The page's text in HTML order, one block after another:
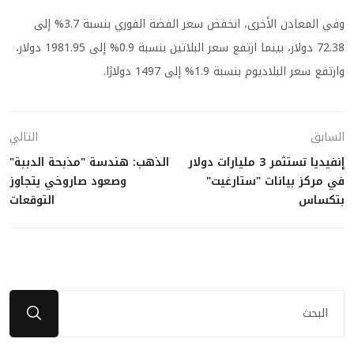
وفي المعادن الأخرى، انخفض سعر الفضة الفوري بنسبة 3.7% إلى
72.38 دولار، بينما ارتفع سعر البلاتين بنسبة 0.9% إلى 1981.95 دولار،
وارتفع سعر البلاديوم بنسبة 1.9% إلى 1497 دولارًا.
السابق
إنفيديا تستثمر 3 مليارات دولار
في مركز بيانات "ستارغيت"
بتكساس
التالي
الذهب: هندسة "مذبحة الدببة"
وصعود صاروخي يتجاوز
التوقعات